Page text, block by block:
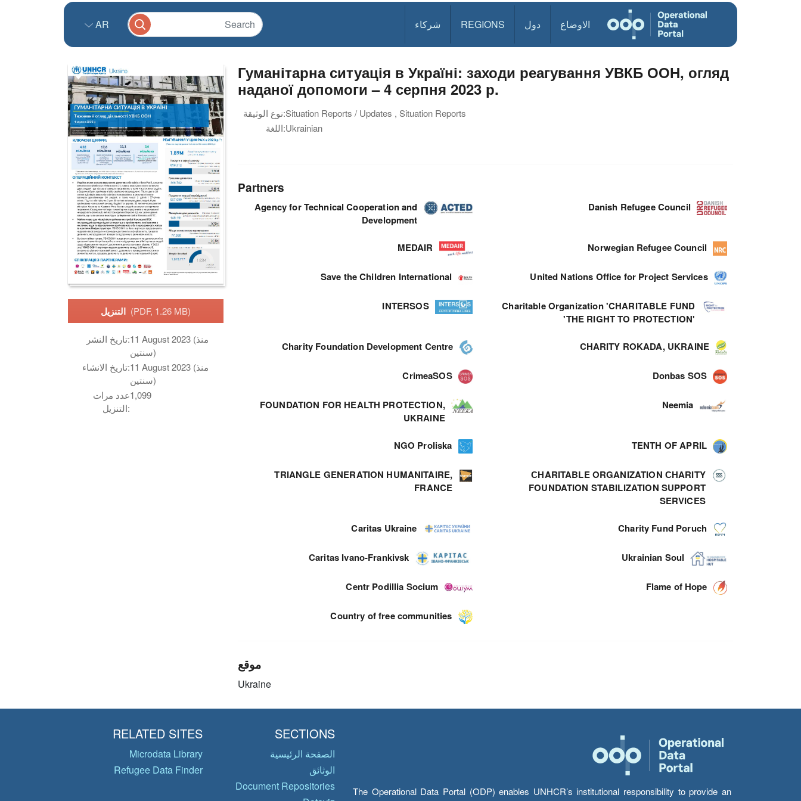
الاوضاع دول REGIONS شركاء AR
(PDF, 1.26 MB)
تاريخ النشر:11 August 2023 (منذ
سنتين)
تاريخ الانشاء:11 August 2023 (منذ
سنتين)
عدد مرات
التنزيل:
1,099
Гуманітарна ситуація в Україні: заходи реагування УВКБ ООН, огляд
наданої допомоги – 4 серпня 2023 р.
نوع الوثيقة:Situation Reports / Updates , Situation Reports
اللغة:Ukrainian
Partners
Agency for Technical Cooperation and
Development
Danish Refugee Council
MEDAIR Norwegian Refugee Council
Save the Children International United Nations Office for Project Services
INTERSOS
Charitable Organization 'CHARITABLE FUND
'THE RIGHT TO PROTECTION'
Charity Foundation Development Centre CHARITY ROKADA, UKRAINE
CrimeaSOS Donbas SOS
FOUNDATION FOR HEALTH PROTECTION,
UKRAINE
Neemia
NGO Proliska TENTH OF APRIL
TRIANGLE GENERATION HUMANITAIRE,
FRANCE
СHARITABLE ORGANIZATION СHARITY
FOUNDATION STABILIZATION SUPPORT
SERVICES
Caritas Ukraine Charity Fund Poruch
Caritas Ivano-Frankivsk Ukrainian Soul
Centr Podillia Socium Flame of Hope
Country of free communities
موقع
Ukraine
The Operational Data Portal (ODP) enables UNHCR’s institutional responsibility to provide an
SECTIONS
الصفحة الرئيسية
الوثائق
Document Repositories
RELATED SITES
Microdata Library
Refugee Data Finder